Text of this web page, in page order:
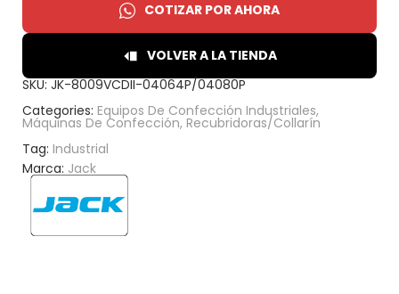
COTIZAR POR AHORA
VOLVER A LA TIENDA
SKU: JK-8009VCDII-04064P/04080P
Categories: Equipos De Confección Industriales,
Máquinas De Confección, Recubridoras/Collarín
Tag: Industrial
Marca: Jack